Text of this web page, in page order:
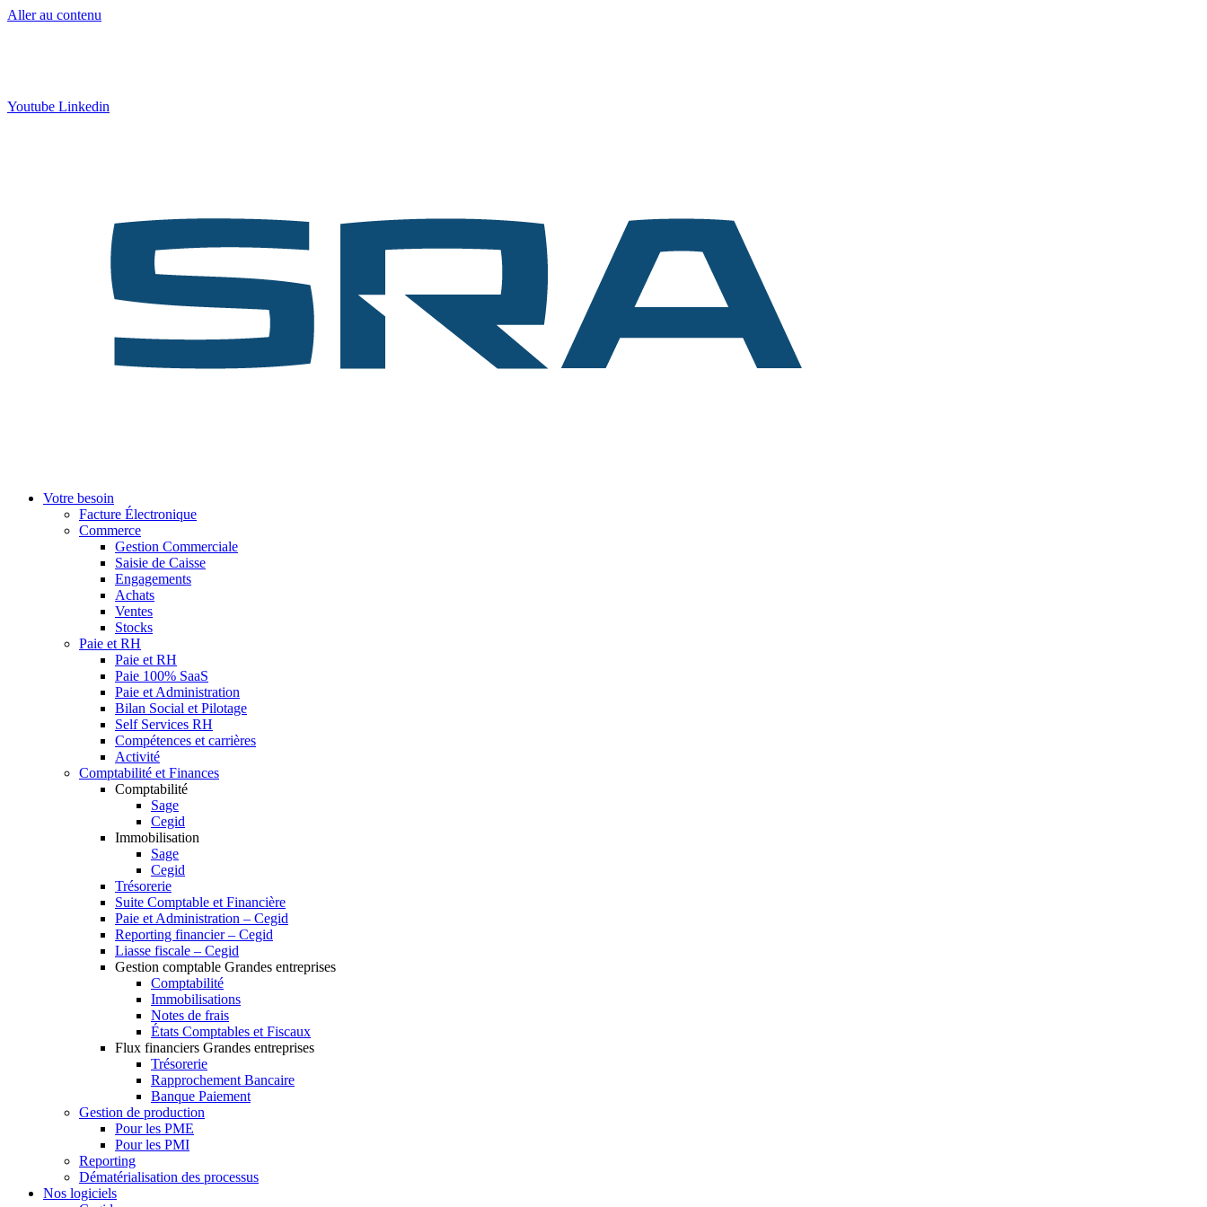
Aller au contenu
Youtube Linkedin
Votre besoin
Facture Électronique
Commerce
Gestion Commerciale
Saisie de Caisse
Engagements
Achats
Ventes
Stocks
Paie et RH
Paie et RH
Paie 100% SaaS
Paie et Administration
Bilan Social et Pilotage
Self Services RH
Compétences et carrières
Activité
Comptabilité et Finances
Comptabilité
Sage
Cegid
Immobilisation
Sage
Cegid
Trésorerie
Suite Comptable et Financière
Paie et Administration – Cegid
Reporting financier – Cegid
Liasse fiscale – Cegid
Gestion comptable Grandes entreprises
Comptabilité
Immobilisations
Notes de frais
États Comptables et Fiscaux
Flux financiers Grandes entreprises
Trésorerie
Rapprochement Bancaire
Banque Paiement
Gestion de production
Pour les PME
Pour les PMI
Reporting
Dématérialisation des processus
Nos logiciels